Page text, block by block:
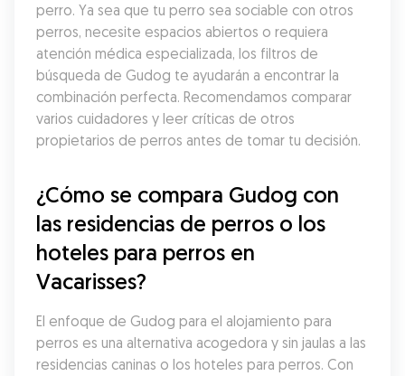
perro. Ya sea que tu perro sea sociable con otros
perros, necesite espacios abiertos o requiera
atención médica especializada, los filtros de
búsqueda de Gudog te ayudarán a encontrar la
combinación perfecta. Recomendamos comparar
varios cuidadores y leer críticas de otros
propietarios de perros antes de tomar tu decisión.
¿Cómo se compara Gudog con
las residencias de perros o los
hoteles para perros en
Vacarisses?
El enfoque de Gudog para el alojamiento para
perros es una alternativa acogedora y sin jaulas a las
residencias caninas o los hoteles para perros. Con